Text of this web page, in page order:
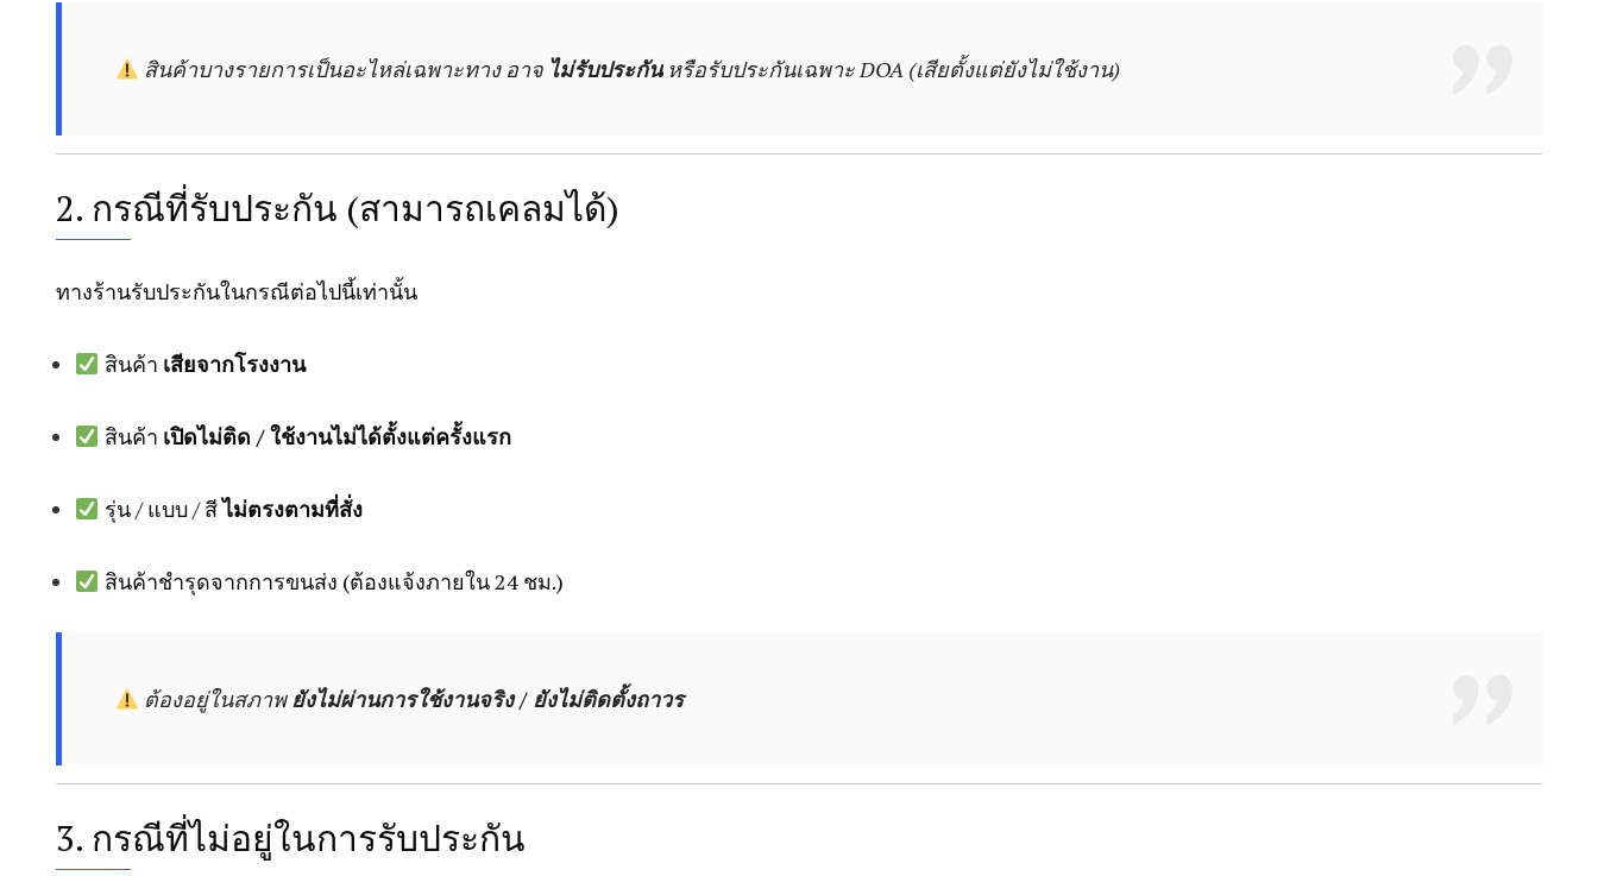
สินค้าบางรายการเป็นอะไหล่เฉพาะทาง อาจ ไม่รับประกันหรือรับประกันเฉพาะ DOA (เสียตั้งแต่ยังไม่ใช้งาน)
2. กรณีที่รับประกัน (สามารถเคลมได้)
ทางร้านรับประกันในกรณีต่อไปนี้เท่านั้น
สินค้า เสียจากโรงงาน
สินค้า เปิดไม่ติด / ใช้งานไม่ได้ตั้งแต่ครั้งแรก
รุ่น / แบบ / สีไม่ตรงตามที่สั่ง
สินค้าชำรุดจากการขนส่ง (ต้องแจ้งภายใน 24 ชม.)
ต้องอยู่ในสภาพยังไม่ผ่านการใช้งานจริง / ยังไม่ติดตั้งถาวร
3. กรณีที่ไม่อยู่ในการรับประกัน